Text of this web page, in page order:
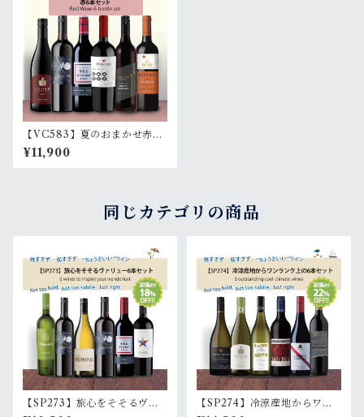
【VC583】夏のおまかせ赤6
本セット 6 bottle red set
¥11,900
同じカテゴリの商品
【SP273】旅心をそそるヴァ
【SP274】冷涼産地からワン